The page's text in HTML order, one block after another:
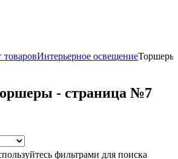
товаровИнтерьерное освещениеТоршеры
- страница №7
фильтрами для поиска